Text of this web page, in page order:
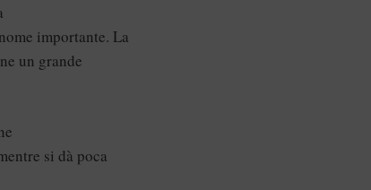
importante. La
un grande
si dà poca